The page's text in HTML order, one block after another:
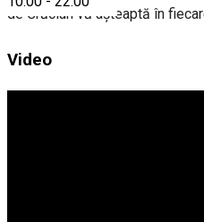
de Crăciun vă așteaptă în
Video